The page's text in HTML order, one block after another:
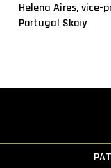
Helena Aires, vice-
Portugal Skoiy